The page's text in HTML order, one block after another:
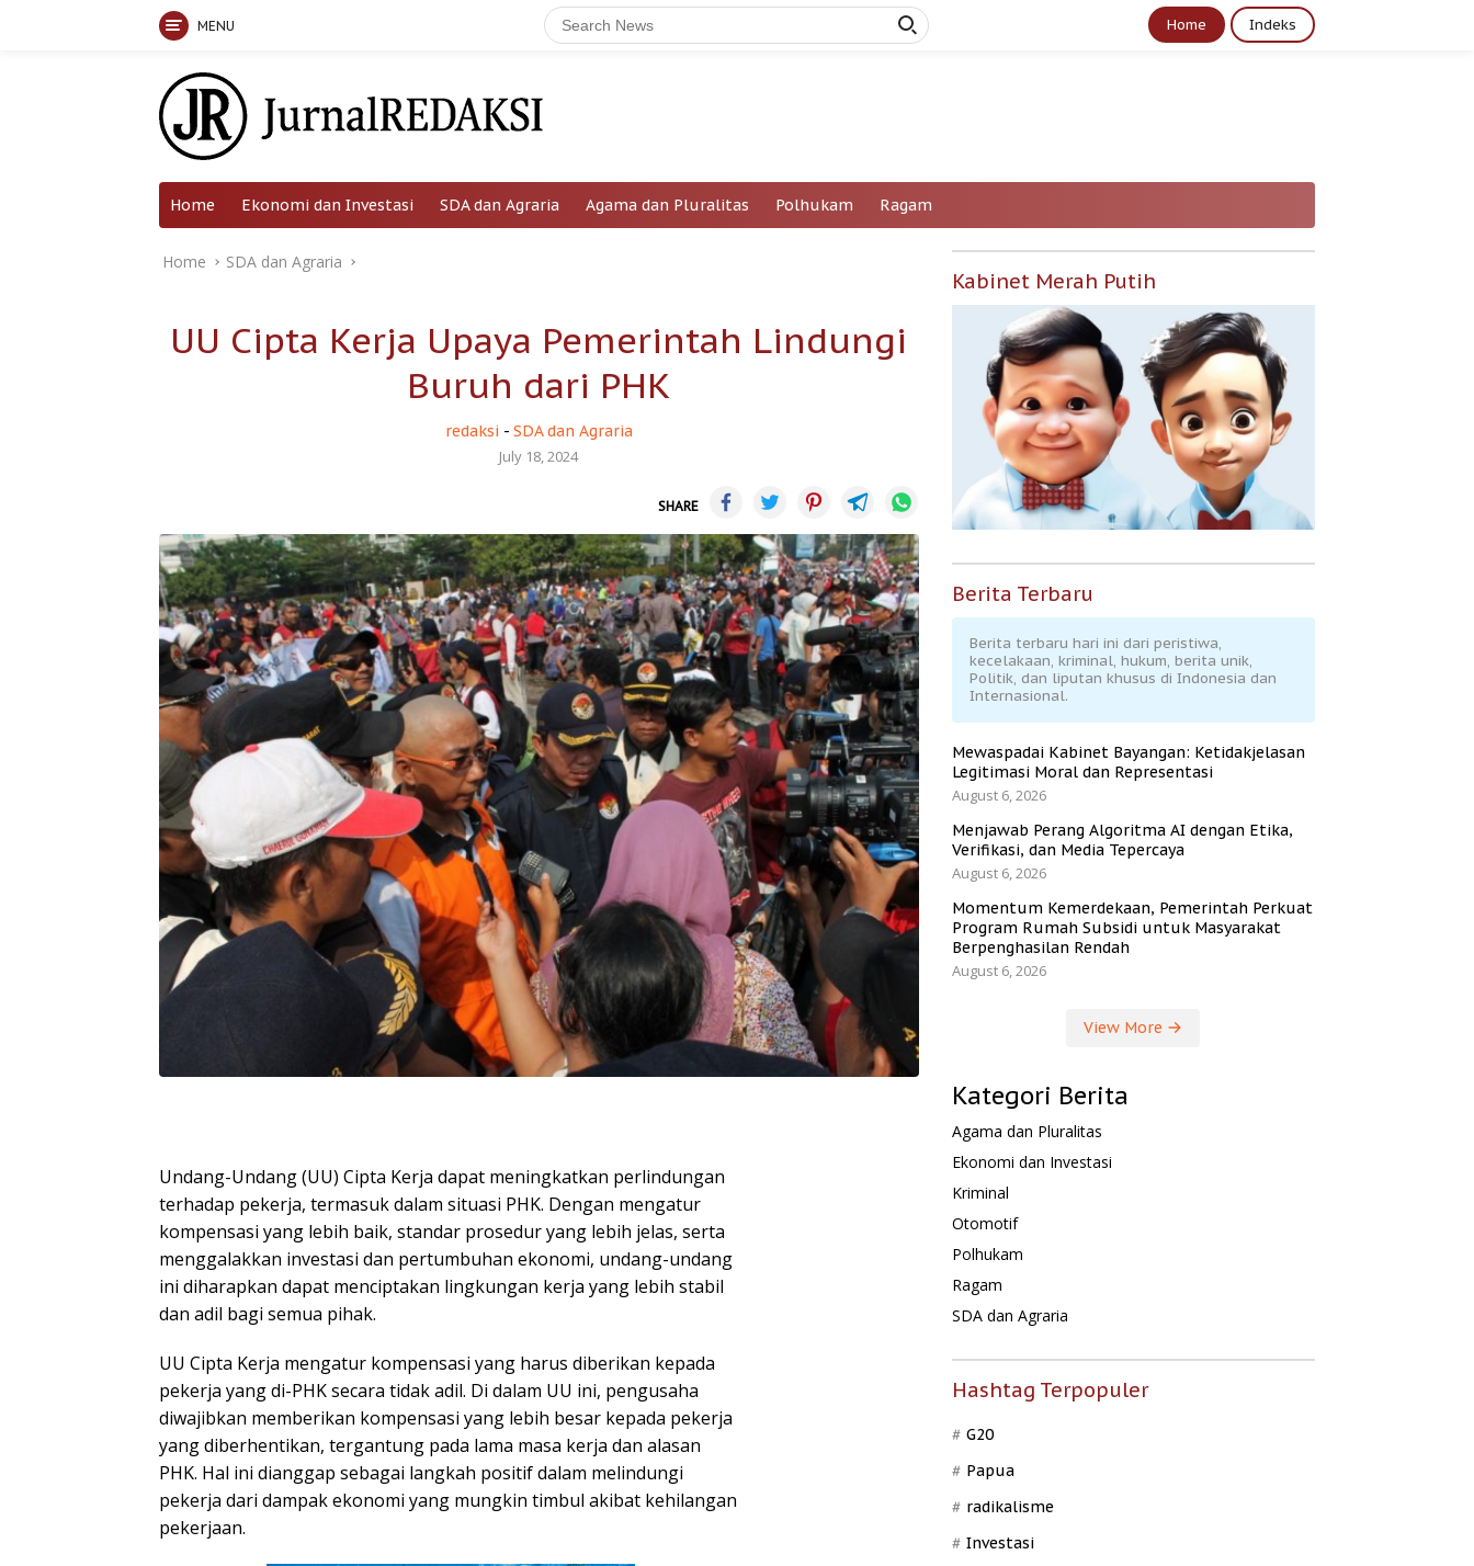
MENU Home Indeks
Home Ekonomi dan Investasi SDA dan Agraria Agama dan Pluralitas Polhukam Ragam
Home SDA dan Agraria
UU Cipta Kerja Upaya Pemerintah Lindungi
Buruh dari PHK
redaksi - SDA dan Agraria
July 18, 2024
SHARE
Undang-Undang (UU) Cipta Kerja dapat meningkatkan perlindungan
terhadap pekerja, termasuk dalam situasi PHK. Dengan mengatur
kompensasi yang lebih baik, standar prosedur yang lebih jelas, serta
menggalakkan investasi dan pertumbuhan ekonomi, undang-undang
ini diharapkan dapat menciptakan lingkungan kerja yang lebih stabil
dan adil bagi semua pihak.
UU Cipta Kerja mengatur kompensasi yang harus diberikan kepada
pekerja yang di-PHK secara tidak adil. Di dalam UU ini, pengusaha
diwajibkan memberikan kompensasi yang lebih besar kepada pekerja
yang diberhentikan, tergantung pada lama masa kerja dan alasan
PHK. Hal ini dianggap sebagai langkah positif dalam melindungi
pekerja dari dampak ekonomi yang mungkin timbul akibat kehilangan
pekerjaan.
Kabinet Merah Putih
Berita Terbaru
Berita terbaru hari ini dari peristiwa,
kecelakaan, kriminal, hukum, berita unik,
Politik, dan liputan khusus di Indonesia dan
Internasional.
Mewaspadai Kabinet Bayangan: Ketidakjelasan
Legitimasi Moral dan Representasi
August 6, 2026
Menjawab Perang Algoritma AI dengan Etika,
Verifikasi, dan Media Tepercaya
August 6, 2026
Momentum Kemerdekaan, Pemerintah Perkuat
Program Rumah Subsidi untuk Masyarakat
Berpenghasilan Rendah
August 6, 2026
View More
Kategori Berita
Agama dan Pluralitas
Ekonomi dan Investasi
Kriminal
Otomotif
Polhukam
Ragam
SDA dan Agraria
Hashtag Terpopuler
G20
Papua
radikalisme
Investasi